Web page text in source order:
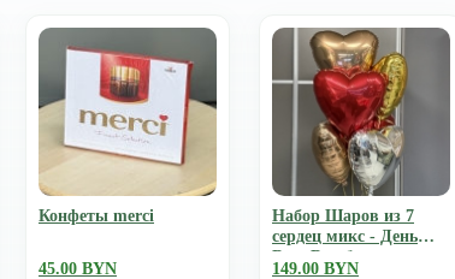
Конфеты merci
45.00 BYN
Набор Шаров из 7
сердец микс - День
Всех Влюбленных
149.00 BYN